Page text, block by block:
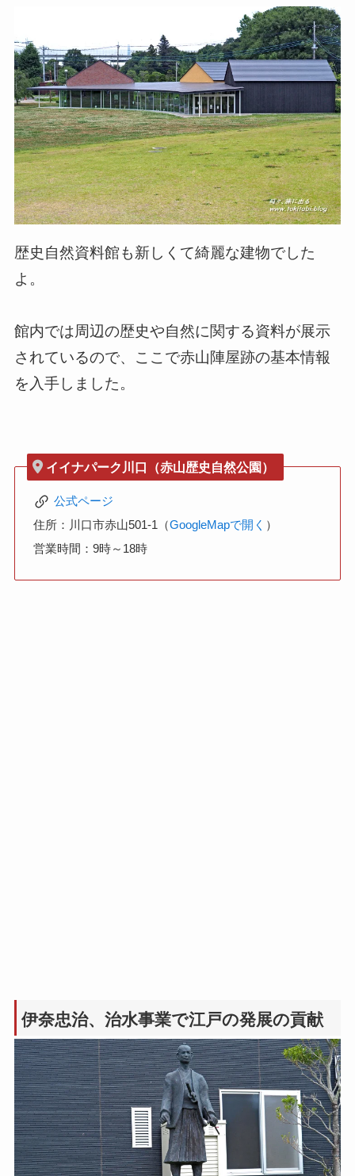
歴史自然資料館も新しくて綺麗な建物でした
よ。
館内では周辺の歴史や自然に関する資料が展示
されているので、ここで赤山陣屋跡の基本情報
を入手しました。
イイナパーク川口（赤山歴史自然公園）
公式ページ
住所：川口市赤山501-1（GoogleMapで開く ）
営業時間：9時～18時
伊奈忠治、治水事業で江戸の発展の貢献